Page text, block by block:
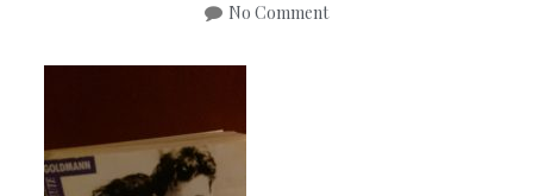
No Comment